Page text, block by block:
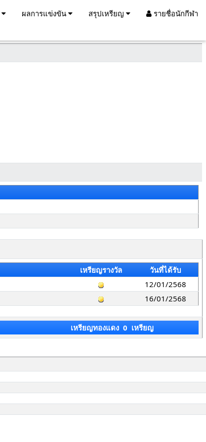
ผลการแข่งขัน สรุปเหรียญ รายชื่อนักกีฬา
เหรียญรางวัล
วันที่ได้รับ
12/01/2568
16/01/2568
เหรียญทองแดง 0 เหรียญ